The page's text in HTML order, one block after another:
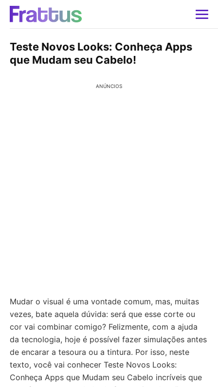
Teste Novos Looks: Conheça Apps
que Mudam seu Cabelo!
ANÚNCIOS
Mudar o visual é uma vontade comum, mas, muitas
vezes, bate aquela dúvida: será que esse corte ou
cor vai combinar comigo? Felizmente, com a ajuda
da tecnologia, hoje é possível fazer simulações antes
de encarar a tesoura ou a tintura. Por isso, neste
texto, você vai conhecer Teste Novos Looks:
Conheça Apps que Mudam seu Cabelo incríveis que